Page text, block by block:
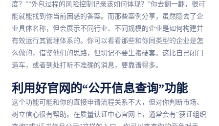
度？”“外包过程的风险控制记录该如何体现？”你去翻一翻，很可
能就能找到你当前困惑的答案。而那些案例分享，虽然隐去了企
业具体名称，但会展示不同行业、不同规模的企业是如何构建并
有效运行其管理体系的。你可以看看那些和你同类型的企业是怎
么做的，借鉴他们的思路，但切记不要生搬硬套。这比自己闭门
造车，或者到处打听不准确的消息，要靠谱得多。
利用好官网的“公开信息查询”功能
这个功能可能和你的直接申请流程关系不大，但对你判断市场、
树立信心很有帮助。在质量认证中心官网上，通常会有“获证组织